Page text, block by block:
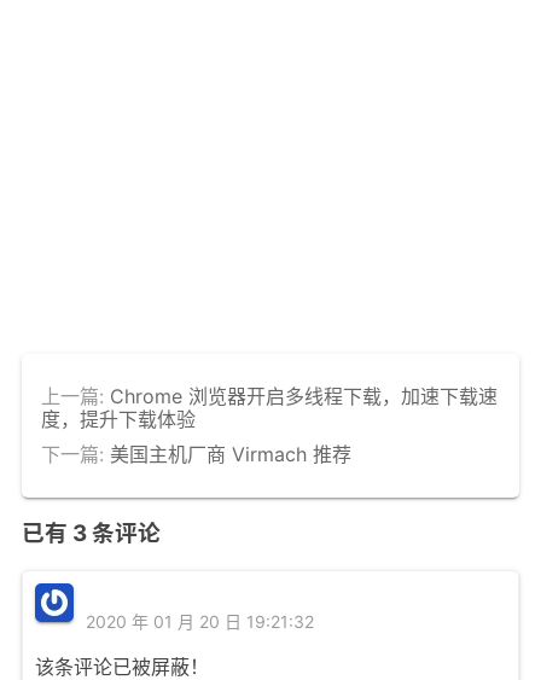
上一篇: Chrome 浏览器开启多线程下载，加速下载速
度，提升下载体验
下一篇: 美国主机厂商 Virmach 推荐
已有 3条评论
2020 年 01 月 20 日 19:21:32
该条评论已被屏蔽！